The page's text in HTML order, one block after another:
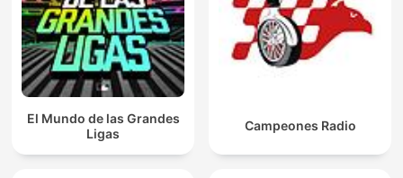
El Mundo de las Grandes
Ligas
Campeones Radio